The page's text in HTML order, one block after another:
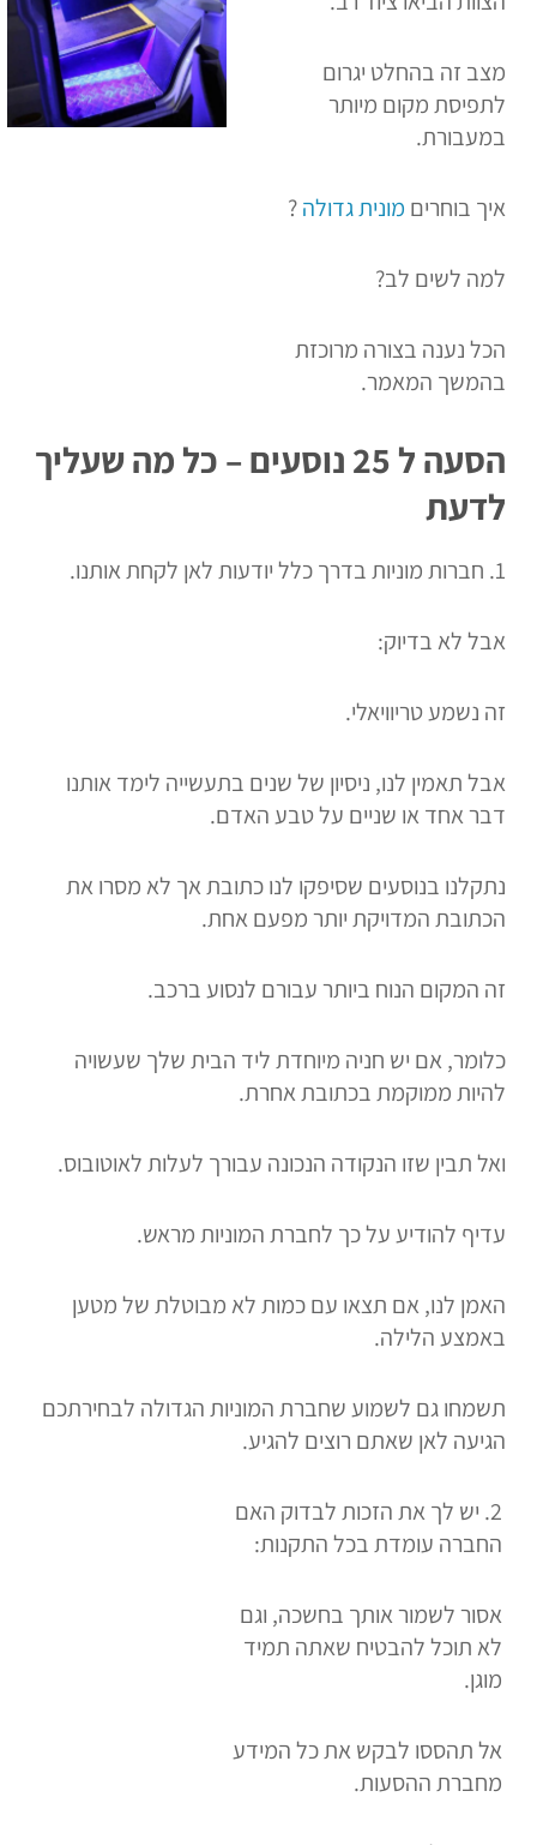
מצב זה בהחלט יגרום
לתפיסת מקום מיותר
במעבורת.
איך בוחרים מונית גדולה?
למה לשים לב?
הכל נענה בצורה מרוכזת
בהמשך המאמר.
הסעה ל 25 נוסעים – כל מה שעליך
לדעת
1. חברות מוניות בדרך כלל יודעות לאן לקחת אותנו.
אבל לא בדיוק:
זה נשמע טריוויאלי.
אבל תאמין לנו, ניסיון של שנים בתעשייה לימד אותנו
דבר אחד או שניים על טבע האדם.
נתקלנו בנוסעים שסיפקו לנו כתובת אך לא מסרו את
הכתובת המדויקת יותר מפעם אחת.
זה המקום הנוח ביותר עבורם לנסוע ברכב.
כלומר, אם יש חניה מיוחדת ליד הבית שלך שעשויה
להיות ממוקמת בכתובת אחרת.
ואל תבין שזו הנקודה הנכונה עבורך לעלות לאוטובוס.
עדיף להודיע ​​על כך לחברת המוניות מראש.
האמן לנו, אם תצאו עם כמות לא מבוטלת של מטען
באמצע הלילה.
תשמחו גם לשמוע שחברת המוניות הגדולה לבחירתכם
הגיעה לאן שאתם רוצים להגיע.
2. יש לך את הזכות לבדוק האם
החברה עומדת בכל התקנות:
אסור לשמור אותך בחשכה, וגם
לא תוכל להבטיח שאתה תמיד
מוגן.
אל תהססו לבקש את כל המידע
מחברת ההסעות.